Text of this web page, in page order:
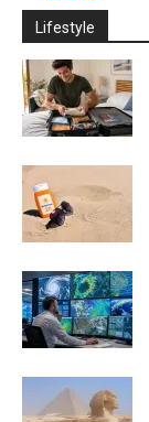
Lifestyle